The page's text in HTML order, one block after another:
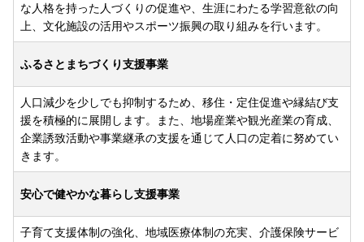
な人格を持った人づくりの促進や、生涯にわたる学習意欲の向
上、文化施設の活用やスポーツ振興の取り組みを行います。
ふるさとまちづくり支援事業
人口減少を少しでも抑制するため、移住・定住促進や縁結び支
援を積極的に展開します。また、地場産業や観光産業の育成、
企業誘致活動や事業継承の支援を通じて人口の定着に努めてい
きます。
安心で健やかな暮らし支援事業
子育て支援体制の強化、地域医療体制の充実、介護保険サービ